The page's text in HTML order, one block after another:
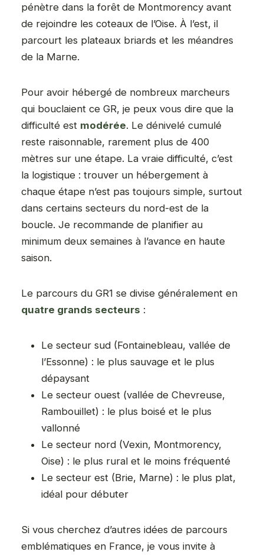
pénètre dans la forêt de Montmorency avant
de rejoindre les coteaux de l’Oise. À l’est, il
parcourt les plateaux briards et les méandres
de la Marne.
Pour avoir hébergé de nombreux marcheurs
qui bouclaient ce GR, je peux vous dire que la
difficulté est modérée. Le dénivelé cumulé
reste raisonnable, rarement plus de 400
mètres sur une étape. La vraie difficulté, c’est
la logistique : trouver un hébergement à
chaque étape n’est pas toujours simple, surtout
dans certains secteurs du nord-est de la
boucle. Je recommande de planifier au
minimum deux semaines à l’avance en haute
saison.
Le parcours du GR1 se divise généralement en
quatre grands secteurs :
Le secteur sud (Fontainebleau, vallée de
l’Essonne) : le plus sauvage et le plus
dépaysant
Le secteur ouest (vallée de Chevreuse,
Rambouillet) : le plus boisé et le plus
vallonné
Le secteur nord (Vexin, Montmorency,
Oise) : le plus rural et le moins fréquenté
Le secteur est (Brie, Marne) : le plus plat,
idéal pour débuter
Si vous cherchez d’autres idées de parcours
emblématiques en France, je vous invite à